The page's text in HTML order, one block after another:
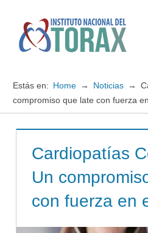
contenido
Instituto
del
TORAX
Estás en: Home Noticias
compromiso que late con fuerza
Cardiopatías
Un
con fuerza en